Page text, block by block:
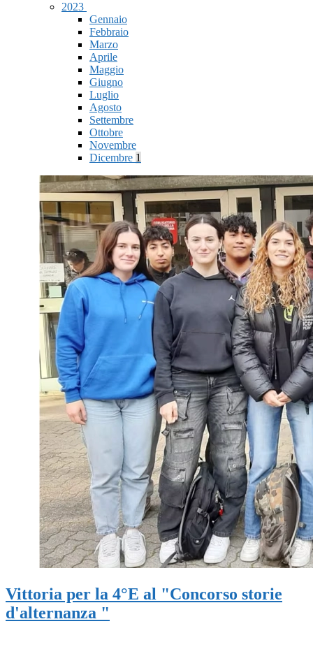
2023
Gennaio
Febbraio
Marzo
Aprile
Maggio
Giugno
Luglio
Agosto
Settembre
Ottobre
Novembre
Dicembre 1
Vittoria per la 4°E al "Concorso storie
d'alternanza "